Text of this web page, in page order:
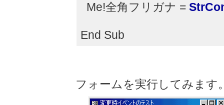
Me!全角フリガナ =
End Sub
フォームを実行してみます